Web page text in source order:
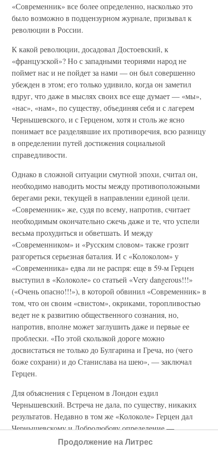
«Современник» все более определенно, насколько это
было возможно в подцензурном журнале, призывал к
революции в России.
К какой революции, досадовал Достоевский, к
«французской»? Но с западными теориями народ не
поймет нас и не пойдет за нами — он был совершенно
убежден в этом; его только удивило, когда он заметил
вдруг, что даже в мыслях своих все еще думает — «мы»,
«нас», «нам», по существу, объединяя себя и с лагерем
Чернышевского, и с Герценом, хотя и столь же ясно
понимает все разделявшие их противоречия, всю разницу
в определении путей достижения социальной
справедливости.
Однако в сложной ситуации смутной эпохи, считал он,
необходимо наводить мосты между противоположными
берегами реки, текущей в направлении единой цели.
«Современник» же, судя по всему, напротив, считает
необходимым окончательно сжечь даже и те, что успели
весьма прохудиться и обветшать. И между
«Современником» и «Русским словом» также грозит
разгореться серьезная баталия. И с «Колоколом» у
«Современника» едва ли не распря: еще в 59-м Герцен
выступил в «Колоколе» со статьей «Very dangerous!!!»
(«Очень опасно!!!»), в которой обвинил «Современник» в
том, что он своим «свистом», окриками, торопливостью
ведет не к развитию общественного сознания, но,
напротив, вполне может заглушить даже и первые ее
проблески. «По этой скользкой дороге можно
досвистаться не только до Булгарина и Греча, но (чего
боже сохрани) и до Станислава на шею», — заключал
Герцен.
Для объяснения с Герценом в Лондон ездил
Чернышевский. Встреча не дала, по существу, никаких
результатов. Недавно в том же «Колоколе» Герцен дал
Чернышевскому и Добролюбову определение —
Продолжение на Литрес